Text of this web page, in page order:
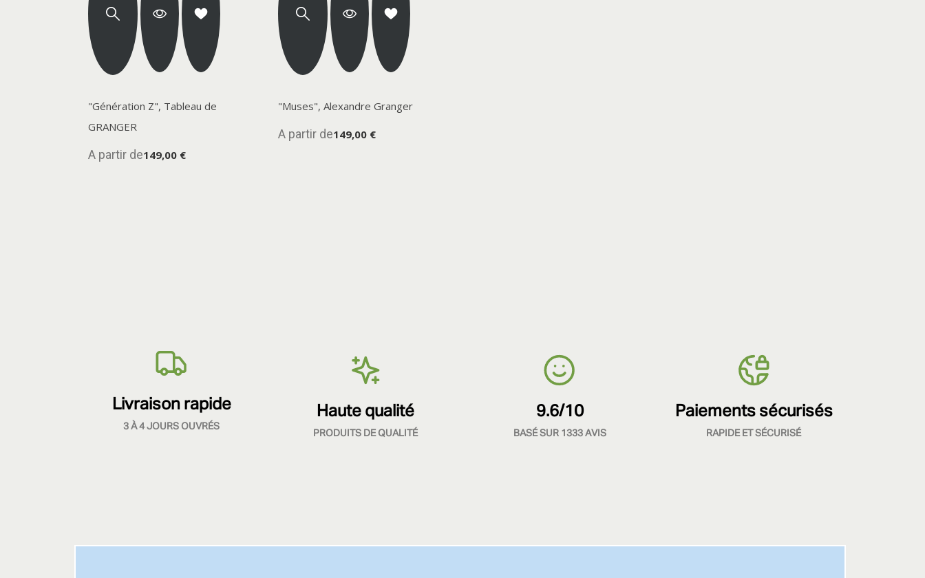
"Génération Z", Tableau de
GRANGER
A partir de149,00 €
"Muses", Alexandre Granger
A partir de149,00 €
Livraison rapide
3 À 4 JOURS OUVRÉS
Haute qualité
PRODUITS DE QUALITÉ
9.6/10
BASÉ SUR 1333 AVIS
Paiements sécurisés
RAPIDE ET SÉCURISÉ